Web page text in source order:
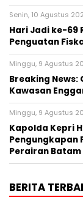
Senin, 10 Agustus
Hari Jadi ke-69
Penguatan
Minggu, 9 Agustus
Breaking News:
Kawasan
Minggu, 9 Agustus
Kapolda Kepri
Pengungkapan
Perairan Batam
BERITA